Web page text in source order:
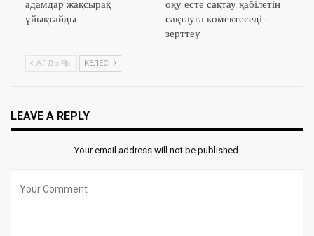
адамдар жақсырақ
ұйықтайды
оқу есте сақтау қабілетін
сақтауға көмектеседі –
зерттеу
АЛДЫҢҒЫ КЕЛЕСІ
LEAVE A REPLY
Your email address will not be published.